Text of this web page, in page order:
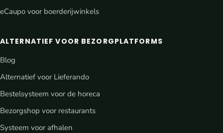
eCaupo voor boerderijwinkels
ALTERNATIEF VOOR BEZORGPLATFORMS
Blog
Alternatief voor Lieferando
Bestelsysteem voor de horeca
Bezorgshop voor restaurants
Systeem voor afhalen